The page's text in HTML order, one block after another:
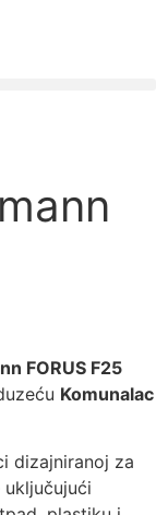
FORUS F25
Komunalac
dizajniranoj za